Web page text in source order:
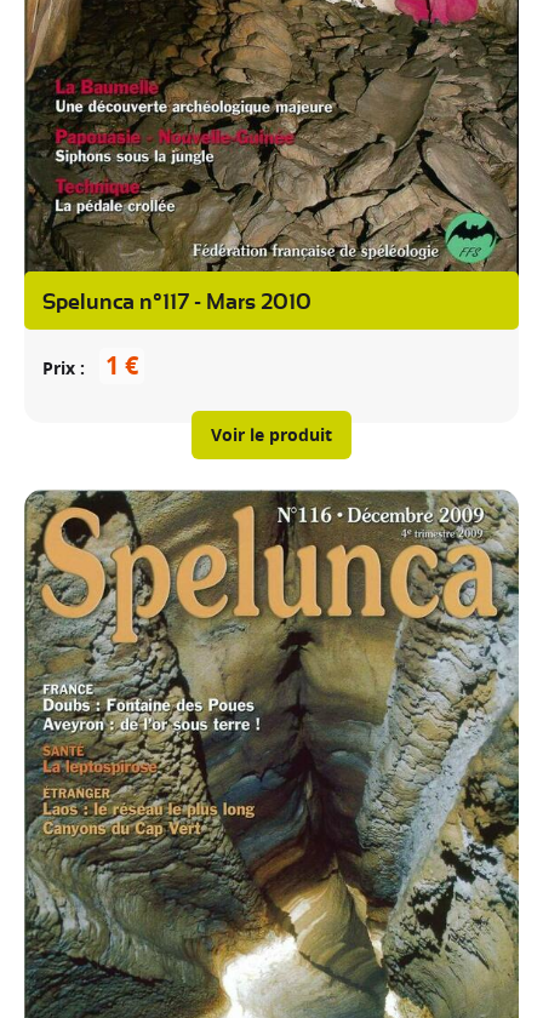
Spelunca n°117 - Mars 2010
Prix 1 €
Voir le produit